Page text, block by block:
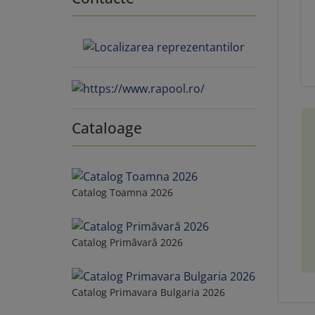
Cataloage
Catalog Toamna 2026
Catalog Primăvară 2026
Catalog Primavara Bulgaria 2026